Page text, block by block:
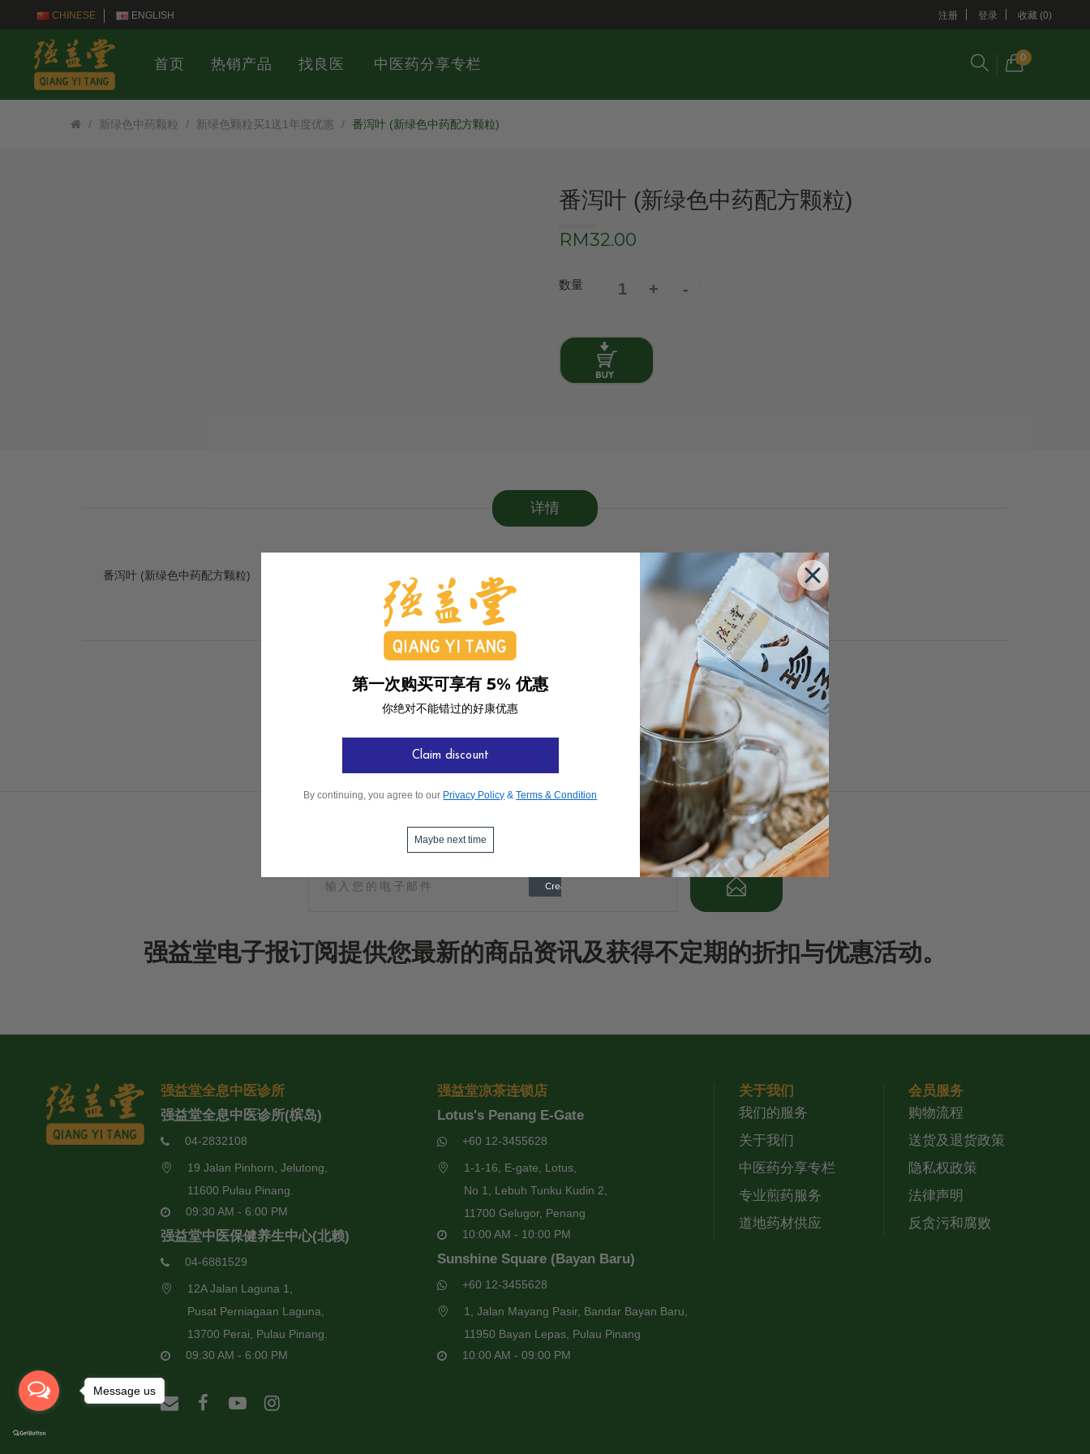
CHINESE ENGLISH 注册 登录 收藏 (0)
0
首页 热销产品 找良医 中医药分享专栏
新绿色中药颗粒 新绿色颗粒买1送1年度优惠 番泻叶 (新绿色中药配方颗粒)
番泻叶 (新绿色中药配方颗粒)
RM32.00
数量
详情
番泻叶 (新绿色中药配方颗粒)
强益堂电子报订阅提供您最新的商品资讯及获得不定期的折扣与优惠活动。
强益堂全息中医诊所
强益堂全息中医诊所(槟岛)
04-2832108
19 Jalan Pinhorn, Jelutong,
11600 Pulau Pinang.
09:30 AM - 6:00 PM
强益堂中医保健养生中心(北赖)
04-6881529
12A Jalan Laguna 1,
Pusat Perniagaan Laguna,
13700 Perai, Pulau Pinang.
09:30 AM - 6:00 PM
强益堂凉茶连锁店
Lotus's Penang E-Gate
+60 12-3455628
1-1-16, E-gate, Lotus,
No 1, Lebuh Tunku Kudin 2,
11700 Gelugor, Penang
10:00 AM - 10:00 PM
Sunshine Square (Bayan Baru)
+60 12-3455628
1, Jalan Mayang Pasir, Bandar Bayan Baru,
11950 Bayan Lepas, Pulau Pinang
10:00 AM - 09:00 PM
关于我们
我们的服务
关于我们
中医药分享专栏
专业煎药服务
道地药材供应
会员服务
购物流程
送货及退货政策
隐私权政策
法律声明
反贪污和腐败
Message us
第一次购买可享有 5% 优惠
你绝对不能错过的好康优惠
Claim discount
By continuing, you agree to our Privacy Policy &Terms & Condition
Maybe next time